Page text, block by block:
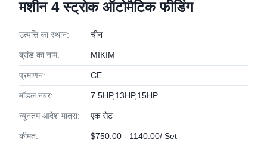
मशीन 4 स्ट्रोक ऑटोमैटिक फीडिंग
उत्पत्ति का स्थान: चीन
ब्रांड का नाम: MIKIM
प्रमाणन: CE
मॉडल नंबर: 7.5HP,13HP,15HP
न्यूनतम आदेश मात्रा: एक सेट
कीमत: $750.00 - 1140.00/ Set